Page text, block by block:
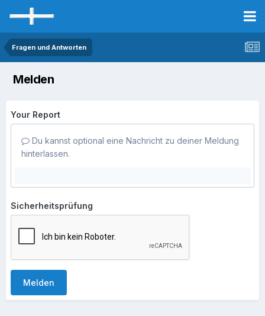
Fragen und Antworten
Melden
Your Report
Du kannst optional eine Nachricht zu deiner Meldung
hinterlassen.
Sicherheitsprüfung
Melden